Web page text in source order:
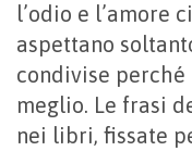
l’odio e l’amore
aspettano
condivise
meglio. Le frasi
nei libri, fissate